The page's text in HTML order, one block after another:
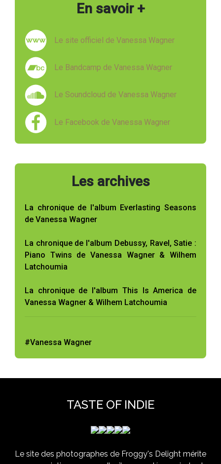
En savoir +
Le site officiel de Vanessa Wagner
Le Bandcamp de Vanessa Wagner
Le Soundcloud de Vanessa Wagner
Le Facebook de Vanessa Wagner
Les archives
La chronique de l'album Everlasting Seasons
de Vanessa Wagner
La chronique de l'album Debussy, Ravel, Satie :
Piano Twins de Vanessa Wagner & Wilhem
Latchoumia
La chronique de l'album This Is America de
Vanessa Wagner & Wilhem Latchoumia
#Vanessa Wagner
TASTE OF INDIE
Le site des photographes de Froggy's Delight mérite